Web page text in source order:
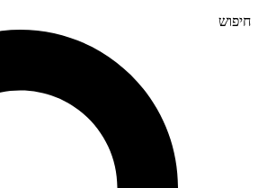
חיפוש